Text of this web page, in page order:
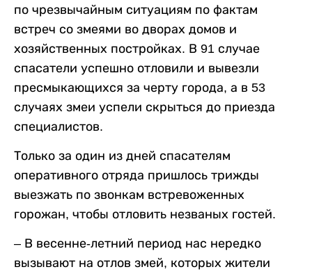
по чрезвычайным ситуациям по фактам
встреч со змеями во дворах домов и
хозяйственных постройках. В 91 случае
спасатели успешно отловили и вывезли
пресмыкающихся за черту города, а в 53
случаях змеи успели скрыться до приезда
специалистов.
Только за один из дней спасателям
оперативного отряда пришлось трижды
выезжать по звонкам встревоженных
горожан, чтобы отловить незваных гостей.
– В весенне-летний период нас нередко
вызывают на отлов змей, которых жители